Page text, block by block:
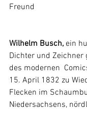
Freund
Wilhelm Busch, ein
Dichter und Zeichner
des modernen
15. April 1832 zu
Flecken im
Niedersachsens,